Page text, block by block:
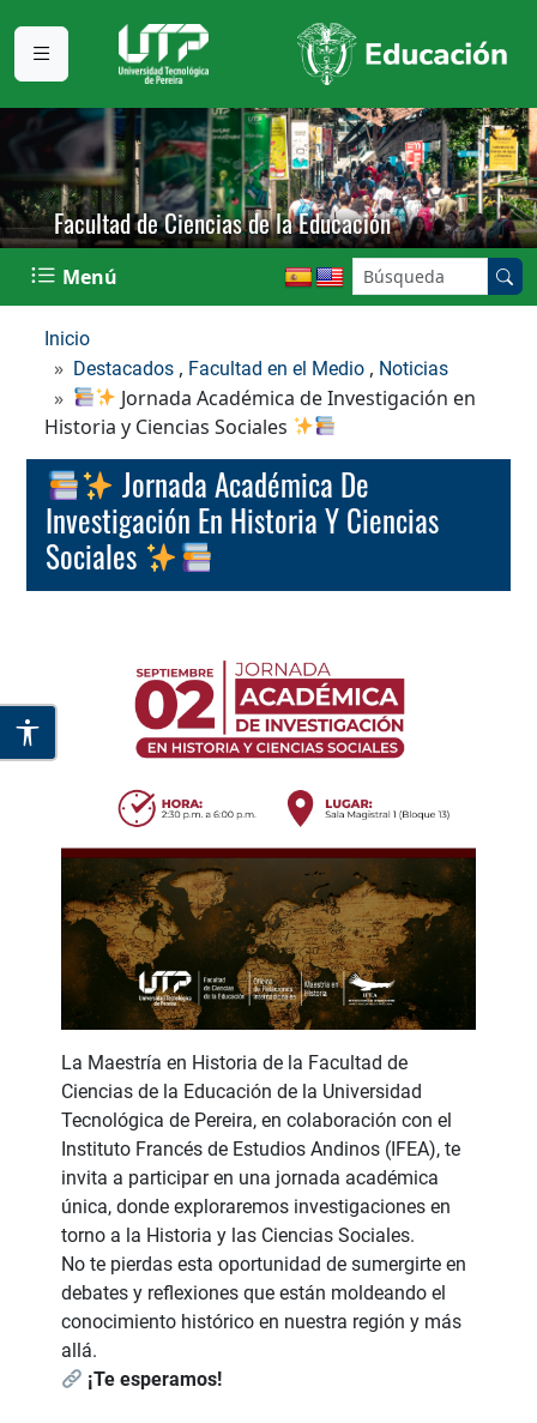
Facultad de Ciencias de la Educación
Menú Buscar en el sitio:
Inicio
Destacados , Facultad en el Medio , Noticias
Jornada Académica de Investigación en
Historia y Ciencias Sociales
Jornada Académica De
Investigación En Historia Y Ciencias
Sociales
La Maestría en Historia de la Facultad de
Ciencias de la Educación de la Universidad
Tecnológica de Pereira, en colaboración con el
Instituto Francés de Estudios Andinos (IFEA), te
invita a participar en una jornada académica
única, donde exploraremos investigaciones en
torno a la Historia y las Ciencias Sociales.
No te pierdas esta oportunidad de sumergirte en
debates y reflexiones que están moldeando el
conocimiento histórico en nuestra región y más
allá.
¡Te esperamos!